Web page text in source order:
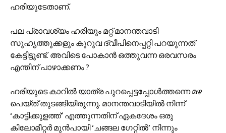
ഹരിയുടേതാണ്.
പല പ്രാവശ്യം ഹരിയും മറ്റ് മാനന്തവാടി
സുഹൃത്തുക്കളും കുറുവ ദ്വീപിനെപ്പറ്റി പറയുന്നത്
കേട്ടിട്ടുണ്ട്. അവിടെ പോകാന്‍ ഒത്തുവന്ന ഒരവസരം
എന്തിന് പാഴാക്കണം ?
ഹരിയുടെ കാറില്‍ യാത്ര പുറപ്പെട്ടപ്പോള്‍ത്തന്നെ മഴ
പെയ്ത് തുടങ്ങിയിരുന്നു. മാനന്തവാടിയില്‍ നിന്ന്
‘കാട്ടിക്കുളത്ത്’ എത്തുന്നതിന് ഏകദേശം ഒരു
കിലോമീറ്റര്‍ മുന്‍പായി ‘ചങ്ങല ഗേറ്റില്‍’ നിന്നും